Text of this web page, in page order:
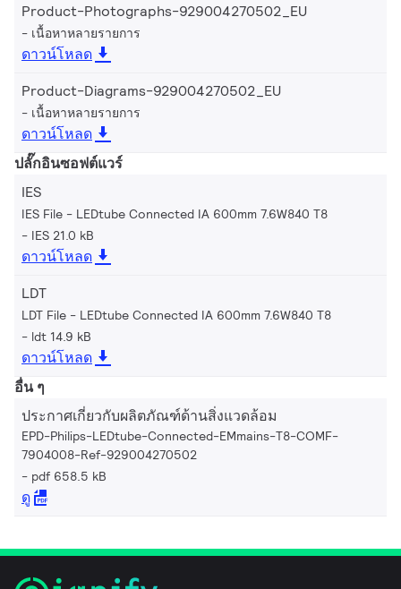
Product-Photographs-929004270502_EU
เนื้อหาหลายรายการ
ดาวน์โหลด
Product-Diagrams-929004270502_EU
เนื้อหาหลายรายการ
ดาวน์โหลด
ปลั๊กอินซอฟต์แวร์
IES
IES File - LEDtube Connected IA 600mm 7.6W840 T8
IES 21.0 kB
ดาวน์โหลด
LDT
LDT File - LEDtube Connected IA 600mm 7.6W840 T8
ldt 14.9 kB
ดาวน์โหลด
อื่น ๆ
ประกาศเกี่ยวกับผลิตภัณฑ์ด้านสิ่งแวดล้อม
EPD-Philips-LEDtube-Connected-EMmains-T8-COMF-
7904008-Ref-929004270502
pdf 658.5 kB
ดู